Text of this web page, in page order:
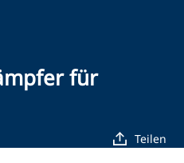
für
Teilen